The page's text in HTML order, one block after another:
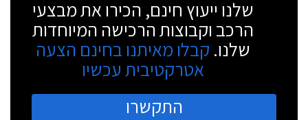
שלנו ייעוץ חינם, הכירו את מבצעי
הרכב וקבוצות הרכישה המיוחדות
שלנו. קבלו מאיתנו בחינם הצעה
אטרקטיבית עכשיו
התקשרו